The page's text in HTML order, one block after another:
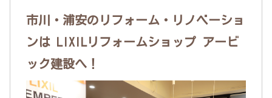
市川・浦安のリフォーム・リノベーショ
ンは LIXILリフォームショップ アービ
ック建設へ！